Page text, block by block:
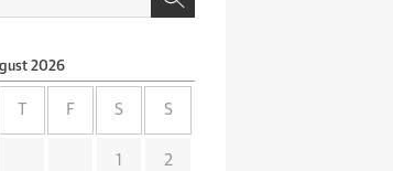
2026
F S S
1 2